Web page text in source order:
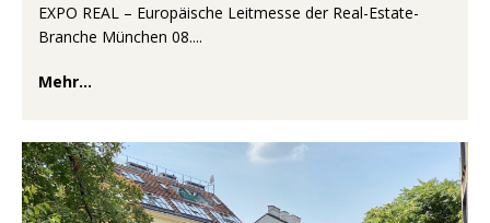
EXPO REAL – Europäische Leitmesse der Real-Estate-
Branche München 08....
Mehr...